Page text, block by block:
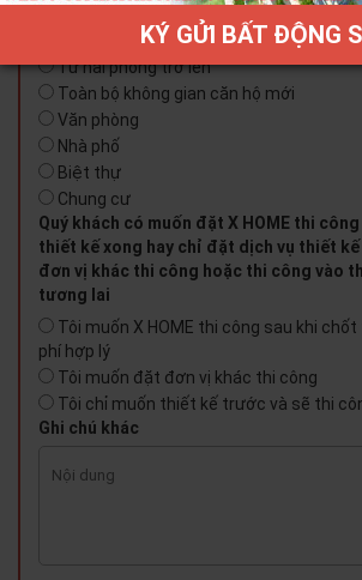
Quý khách muốn X HOME thiết kế cho....
1 phòng đơn lẻ
Từ hai phòng trở lên
Toàn bộ không gian căn hộ mới
Văn phòng
Nhà phố
Biệt thự
Chung cư
Quý khách có muốn đặt X HOME thi
thiết kế xong hay chỉ đặt dịch vụ thiết kế
đơn vị khác thi công hoặc thi công vào
tương lai
Tôi muốn X HOME thi công sau khi
phí hợp lý
Tôi muốn đặt đơn vị khác thi công
Tôi chỉ muốn thiết kế trước và sẽ thi
Ghi chú khác
KÝ GỬI BẤT ĐỘNG